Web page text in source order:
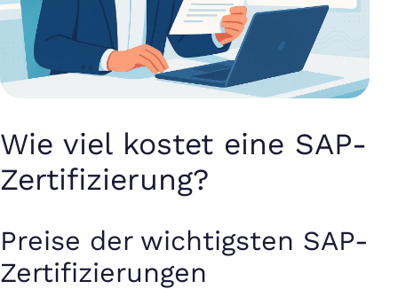
Wie viel kostet eine SAP-
Zertifizierung?
Preise der wichtigsten SAP-
Zertifizierungen